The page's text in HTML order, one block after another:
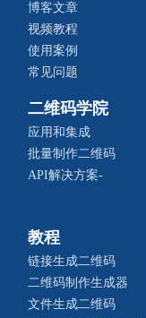
博客文章
视频教程
使用案例
常见问题
二维码学院
应用和集成
批量制作二维码
API解决方案-
教程
链接生成二维码
二维码制作生成器
文件生成二维码